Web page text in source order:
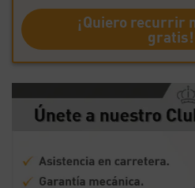
¡Quiero recurrir
gratis!